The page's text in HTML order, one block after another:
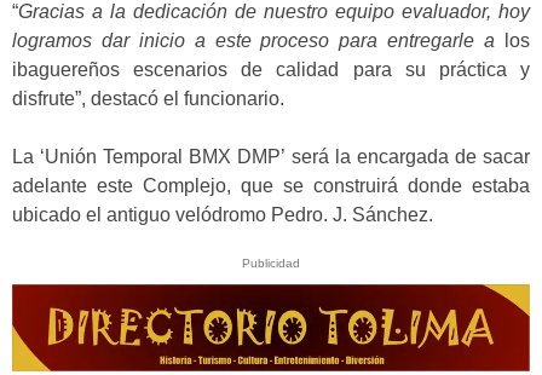
“Gracias a la dedicación de nuestro equipo evaluador, hoy
logramos dar inicio a este proceso para entregarle a los
ibaguereños escenarios de calidad para su práctica y
disfrute”, destacó el funcionario.
La ‘Unión Temporal BMX DMP’ será la encargada de sacar
adelante este Complejo, que se construirá donde estaba
ubicado el antiguo velódromo Pedro. J. Sánchez.
Publicidad